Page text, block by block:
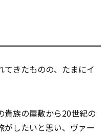
きたものの、たまにイ
貴族の屋敷から20世紀の
がしたいと思い、ヴァー